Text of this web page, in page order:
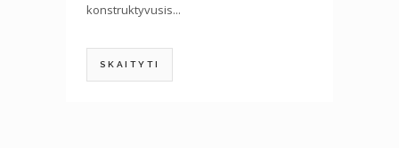
konstruktyvusis...
SKAITYTI